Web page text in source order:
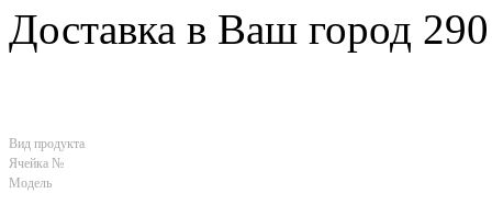
Доставка в Ваш город
Вид продукта
Ячейка №
Модель